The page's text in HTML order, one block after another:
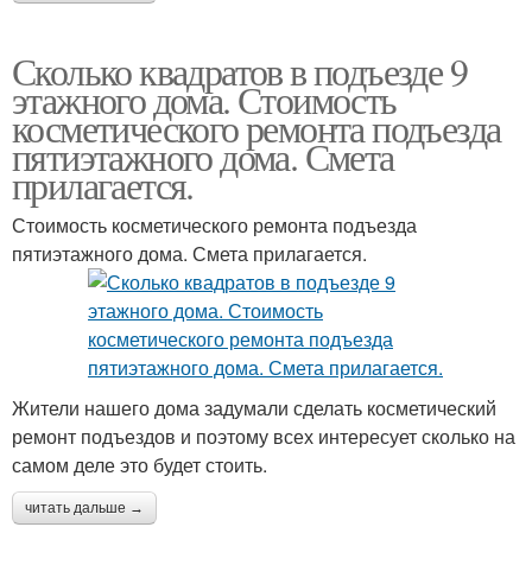
Сколько квадратов в подъезде 9
этажного дома. Стоимость
косметического ремонта подъезда
пятиэтажного дома. Смета
прилагается.
Стоимость косметического ремонта подъезда
пятиэтажного дома. Смета прилагается.
Жители нашего дома задумали сделать косметический
ремонт подъездов и поэтому всех интересует сколько на
самом деле это будет стоить.
читать дальше →